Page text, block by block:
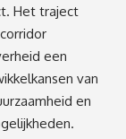
Het traject
een
van
en